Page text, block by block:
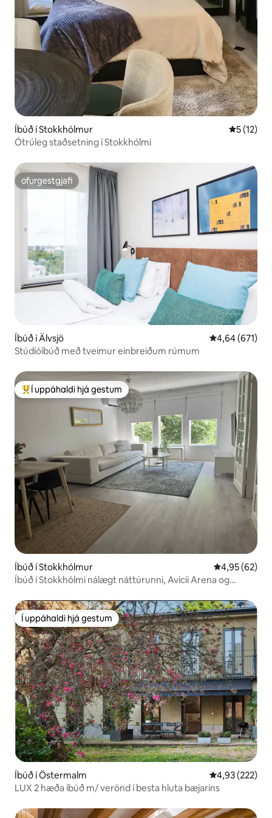
Íbúð í Stokkhólmur 5 af 5 í
5 (12)
Ótrúleg staðsetning í Stokkhólmi
ofurgestgjafi
ofurgestgjafi
Íbúð í Älvsjö 4,64 af 5 í
4,64 (671)
Stúdíóíbúð með tveimur einbreiðum rúmum
Í mestu uppáhaldi hjá gestum
Í uppáhaldi hjá gestum
Íbúð í Stokkhólmur 4,95 af 5 í
4,95 (62)
Íbúð í Stokkhólmi nálægt náttúrunni, Avicii Arena og
Í uppáhaldi hjá gestum
Í uppáhaldi hjá gestum
Íbúð í Östermalm 4,93 af 5 í
4,93 (222)
LUX 2 hæða íbúð m/ verönd í besta hluta bæjarins